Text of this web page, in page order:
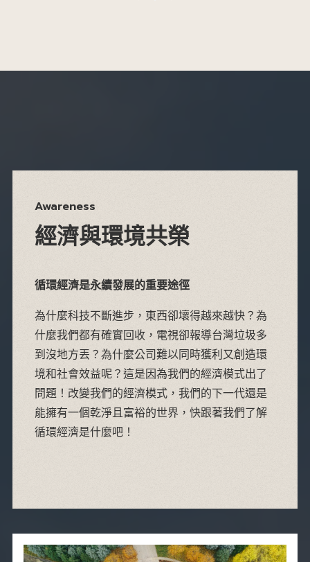
Awareness
經濟與環境共榮
循環經濟是永續發展的重要途徑
為什麼科技不斷進步，東西卻壞得越來越快？為
什麼我們都有確實回收，電視卻報導台灣垃圾多
到沒地方丟？為什麼公司難以同時獲利又創造環
境和社會效益呢？這是因為我們的經濟模式出了
問題！改變我們的經濟模式，我們的下一代還是
能擁有一個乾淨且富裕的世界，快跟著我們了解
循環經濟是什麼吧！